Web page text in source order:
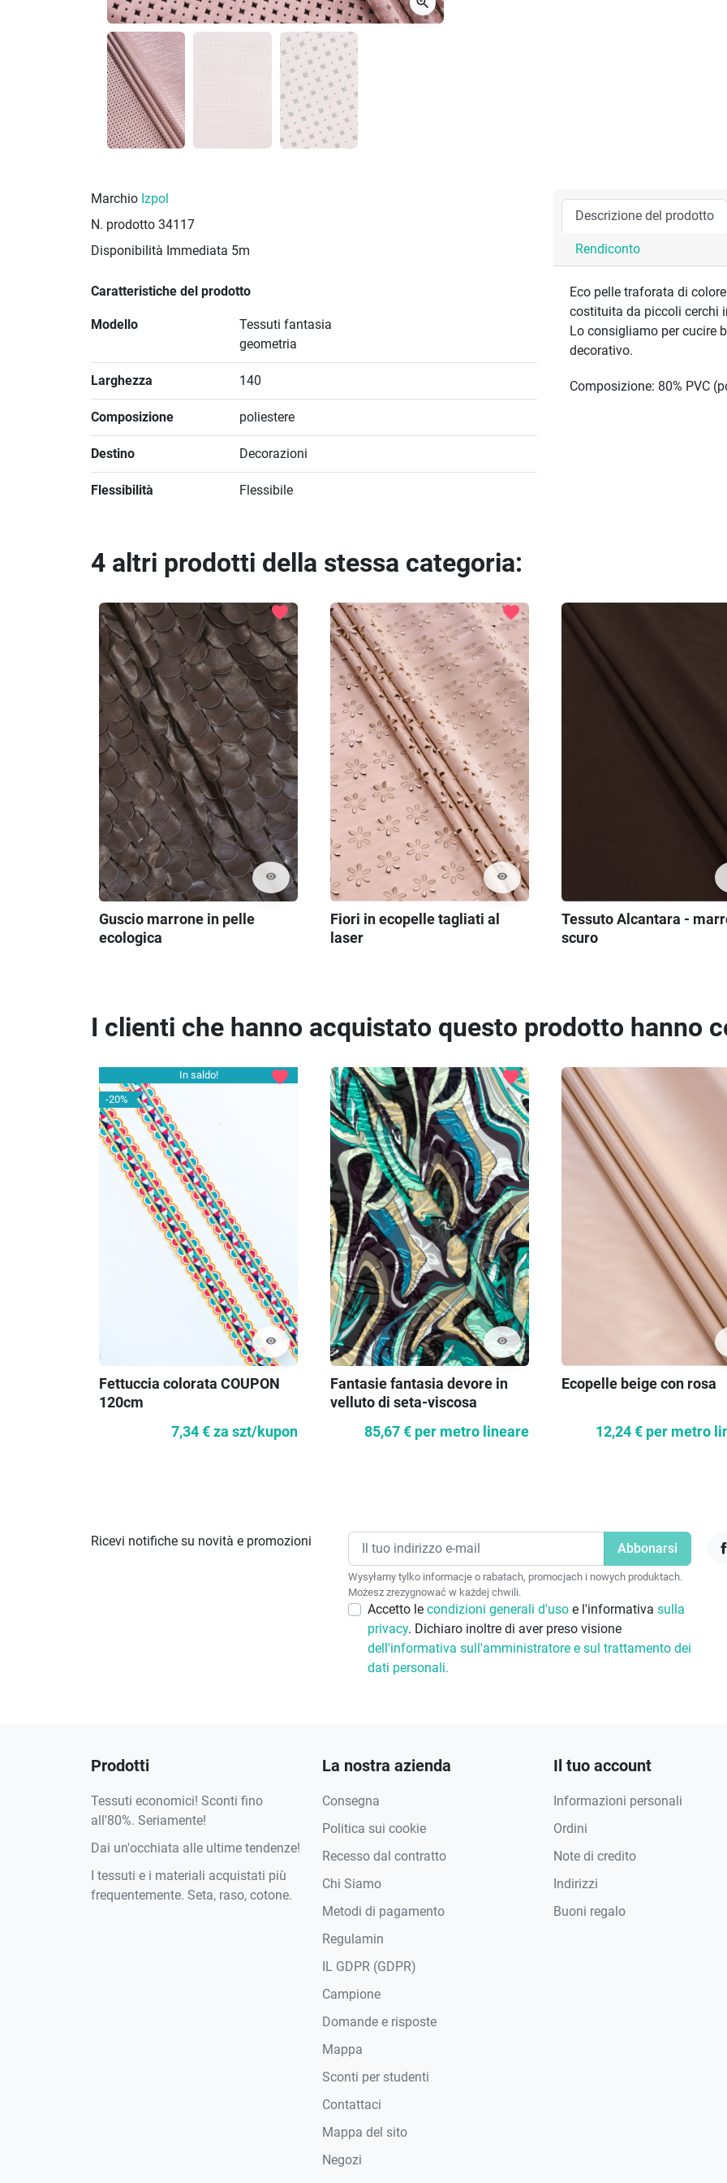
Marchio Izpol
N. prodotto 34117
Disponibilità Immediata 5m
Caratteristiche del prodotto
Modello
Tessuti fantasia
geometria
Larghezza 140
Composizione poliestere
Destino Decorazioni
Flessibilità Flessibile
Descrizione del prodotto
Rendiconto
Eco pelle traforata di
costituita da piccoli cerchi
Lo consigliamo per cucire
decorativo.
Composizione: 80% PVC
4 altri prodotti della stessa categoria:
visibility
favorite
Guscio marrone in pelle
ecologica
visibility
favorite
Fiori in ecopelle tagliati al
laser
Tessuto Alcantara -
scuro
I clienti che hanno acquistato questo prodotto hanno
In saldo!
-20%
visibility
favorite
Fettuccia colorata COUPON
120cm
7,34 €za szt/kupon
visibility
favorite
Fantasie fantasia devore in
velluto di seta-viscosa
85,67 € per metro lineare
Ecopelle beige con rosa
12,24 € per metro
Ricevi notifiche su novità e promozioni
Wysyłamy tylko informacje o rabatach, promocjach i nowych produktach.
Możesz zrezygnować w każdej chwili.
Accetto le condizioni generali d'uso e l'informativa sulla
privacy. Dichiaro inoltre di aver preso visione
dell'informativa sull'amministratore e sul trattamento dei
dati personali.
Prodotti
Tessuti economici! Sconti fino
all'80%. Seriamente!
Dai un'occhiata alle ultime tendenze!
I tessuti e i materiali acquistati più
frequentemente. Seta, raso, cotone.
La nostra azienda
Consegna
Politica sui cookie
Recesso dal contratto
Chi Siamo
Metodi di pagamento
Regulamin
IL GDPR (GDPR)
Campione
Domande e risposte
Mappa
Sconti per studenti
Contattaci
Mappa del sito
Negozi
Il tuo account
Informazioni personali
Ordini
Note di credito
Indirizzi
Buoni regalo